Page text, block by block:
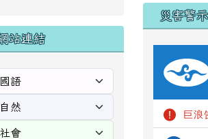
站連結
災害警示